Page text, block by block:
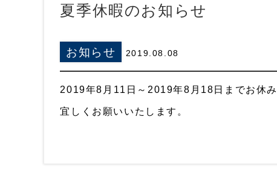
夏季休暇のお知らせ
お知らせ 2019.08.08
2019年8月11日～2019年8月18日までお休み
宜しくお願いいたします 。